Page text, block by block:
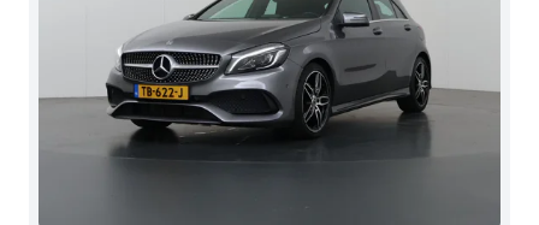
BTW (aftrekbaar) / Marge (BTW niet aftrekbaar)
Merk & Model
Mercedes-Benz close